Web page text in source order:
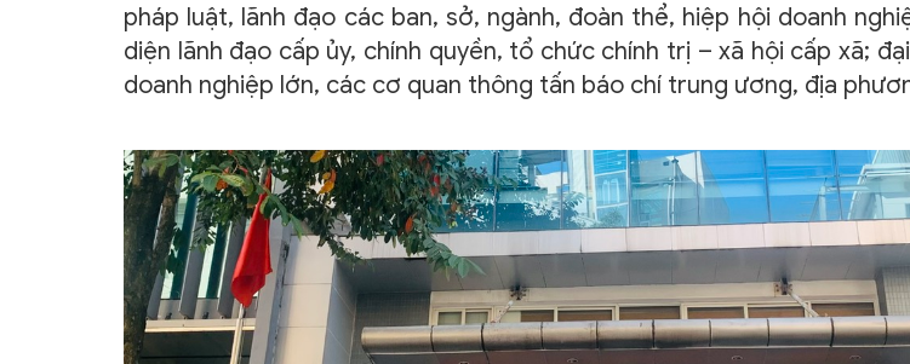
pháp luật, lãnh đạo các ban, sở, ngành, đoàn thể, hiệp hội doanh
diện lãnh đạo cấp ủy, chính quyền, tổ chức chính trị – xã hội cấp xã;
doanh nghiệp lớn, các cơ quan thông tấn báo chí trung ương, địa